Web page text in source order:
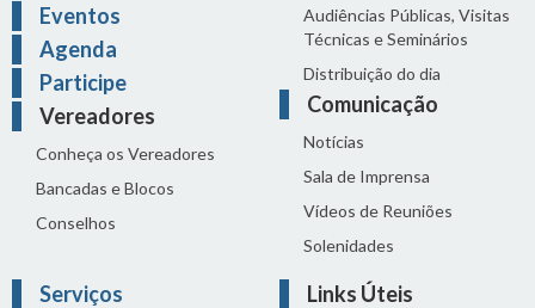
Eventos
Agenda
Participe
Vereadores
Conheça os Vereadores
Bancadas e Blocos
Conselhos
Audiências Públicas, Visitas
Técnicas e Seminários
Distribuição do dia
Comunicação
Notícias
Sala de Imprensa
Vídeos de Reuniões
Solenidades
Serviços Links Úteis